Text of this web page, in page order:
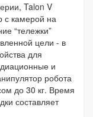
Talon V
с камерой на
“тележки”
цели - в
для
и
робота
до 30 кг. Время
составляет